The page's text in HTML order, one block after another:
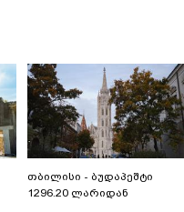
თბილისი - ბუდაპეშტი
1296.20 ლარიდან